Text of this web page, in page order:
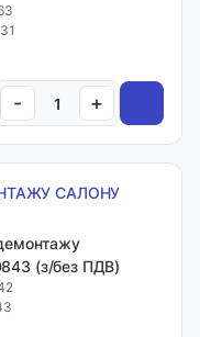
- +
САЛОНУ
(з/без ПДВ)